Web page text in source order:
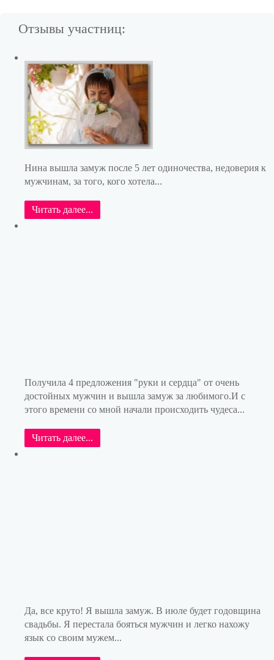
Отзывы участниц:
Нина вышла замуж после 5 лет одиночества, недоверия к
мужчинам, за того, кого хотела...
Читать далее...
Получила 4 предложения "руки и сердца" от очень
достойных мужчин и вышла замуж за любимого.И с
этого времени со мной начали происходить чудеса...
Читать далее...
Да, все круто! Я вышла замуж. В июле будет годовщина
свадьбы. Я перестала бояться мужчин и легко нахожу
язык со своим мужем...